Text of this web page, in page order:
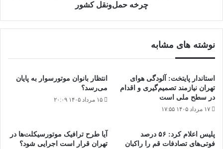
چرخه حمل‌و‌نقل کشور
نوشته های مشابه
استاندار پایتخت: آلودگی هوای
تهران نیازمند تصمیم‌گیری و اقدام
در سطح ملی است
۱۷ مرداد ۱۴۰۵ ۱۷:۵۵
انتظار بانوان موتورسوار به پایان
می‌رسد؟
۱۵ مرداد ۱۴۰۵ ۲۰:۰۹
پلیس اعلام کرد: ۵۶ درصد
فوتی‌های تصادفات قم را راکبان
آیا طرح ترافیک موتورسیکلت‌ها در
تهران قرار است اجرایی شود؟